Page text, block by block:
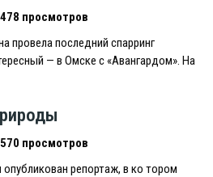
478 просмотров
провела последний спарринг
— в Омске с «Авангардом». На
570 просмотров
репортаж, в ко тором